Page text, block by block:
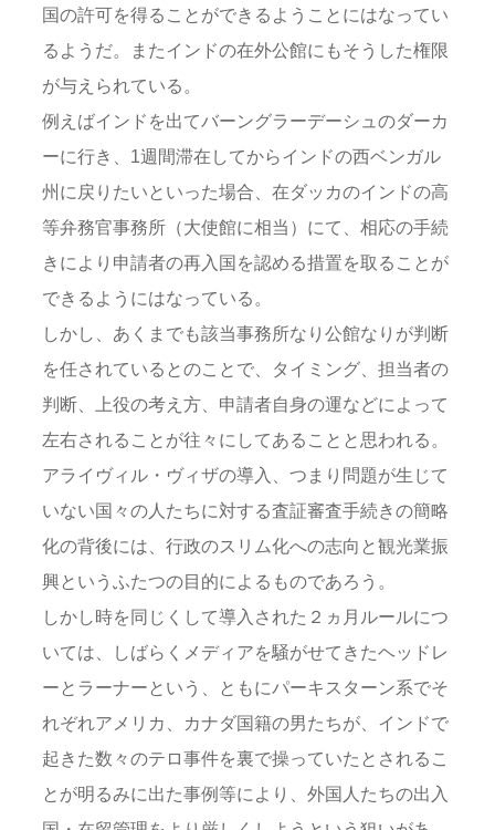
国の許可を得ることができるようことにはなってい
るようだ。またインドの在外公館にもそうした権限
が与えられている。
例えばインドを出てバーングラーデーシュのダーカ
ーに行き、1週間滞在してからインドの西ベンガル
州に戻りたいといった場合、在ダッカのインドの高
等弁務官事務所（大使館に相当）にて、相応の手続
きにより申請者の再入国を認める措置を取ることが
できるようにはなっている。
しかし、あくまでも該当事務所なり公館なりが判断
を任されているとのことで、タイミング、担当者の
判断、上役の考え方、申請者自身の運などによって
左右されることが往々にしてあることと思われる。
アライヴィル・ヴィザの導入、つまり問題が生じて
いない国々の人たちに対する査証審査手続きの簡略
化の背後には、行政のスリム化への志向と観光業振
興というふたつの目的によるものであろう。
しかし時を同じくして導入された２ヵ月ルールにつ
いては、しばらくメディアを騒がせてきたヘッドレ
ーとラーナーという、ともにパーキスターン系でそ
れぞれアメリカ、カナダ国籍の男たちが、インドで
起きた数々のテロ事件を裏で操っていたとされるこ
とが明るみに出た事例等により、外国人たちの出入